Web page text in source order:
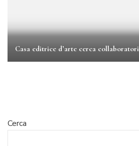
Casa editrice d’arte cerca collaboratori
Cerca